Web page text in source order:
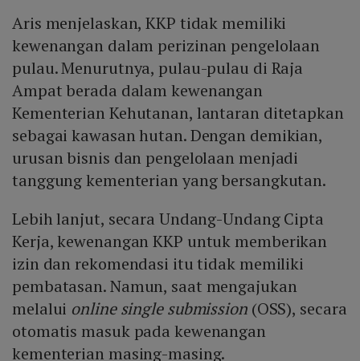
sumber daya laut.
Aris menjelaskan, KKP tidak memiliki
kewenangan dalam perizinan pengelolaan
pulau. Menurutnya, pulau-pulau di Raja
Ampat berada dalam kewenangan
Kementerian Kehutanan, lantaran ditetapkan
sebagai kawasan hutan. Dengan demikian,
urusan bisnis dan pengelolaan menjadi
tanggung kementerian yang bersangkutan.
Lebih lanjut, secara Undang-Undang Cipta
Kerja, kewenangan KKP untuk memberikan
izin dan rekomendasi itu tidak memiliki
pembatasan. Namun, saat mengajukan
melalui online single submission (OSS), secara
otomatis masuk pada kewenangan
kementerian masing-masing.